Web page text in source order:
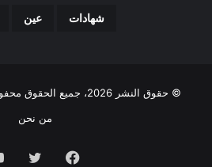
شهادات عين
© حقوق النشر 2026، جميع الحقوق محفوظة مجلة البعيد الإلكترونية
من نحن
فيسبوك تويتر